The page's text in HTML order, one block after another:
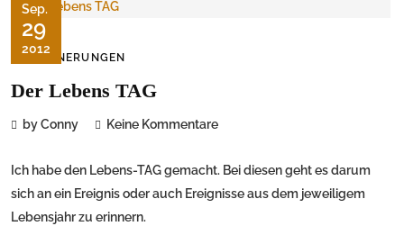
Sep.
29
2012
ERINNERUNGEN
Der Lebens TAG
by Conny Keine Kommentare
Ich habe den Lebens-TAG gemacht. Bei diesen geht es darum
sich an ein Ereignis oder auch Ereignisse aus dem jeweiligem
Lebensjahr zu erinnern.